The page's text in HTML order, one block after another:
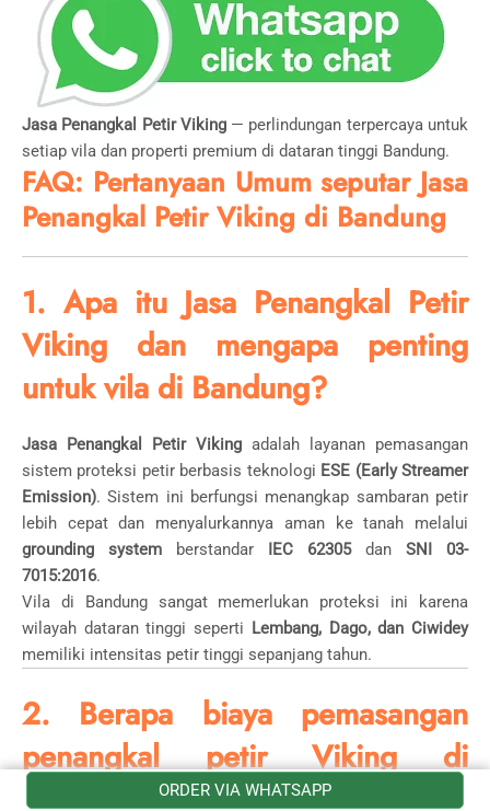
Jasa Penangkal Petir Viking— perlindungan terpercaya untuk
setiap vila dan properti premium di dataran tinggi Bandung.
FAQ: Pertanyaan Umum seputar Jasa
Penangkal Petir Viking di Bandung
1. Apa itu Jasa Penangkal Petir
Viking dan mengapa penting
untuk vila di Bandung?
Jasa Penangkal Petir Viking adalah layanan pemasangan
sistem proteksi petir berbasis teknologi ESE (Early Streamer
Emission). Sistem ini berfungsi menangkap sambaran petir
lebih cepat dan menyalurkannya aman ke tanah melalui
grounding system berstandar IEC 62305dan SNI 03-
7015:2016.
Vila di Bandung sangat memerlukan proteksi ini karena
wilayah dataran tinggi seperti Lembang, Dago, dan Ciwidey
memiliki intensitas petir tinggi sepanjang tahun.
2. Berapa biaya pemasangan
penangkal petir Viking di
Bandung?ORDER VIA WHATSAPP